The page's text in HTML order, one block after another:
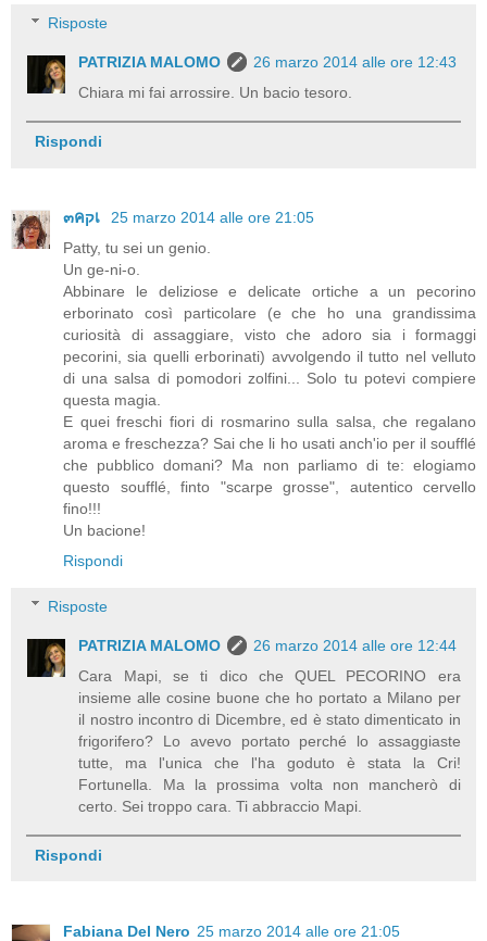
Risposte
PATRIZIA MALOMO
26 marzo 2014 alle ore 12:43
Chiara mi fai arrossire. Un bacio tesoro.
Rispondi
๓คקเ
25 marzo 2014 alle ore 21:05
Patty, tu sei un genio.
Un ge-ni-o.
Abbinare le deliziose e delicate ortiche a un pecorino
erborinato così particolare (e che ho una grandissima
curiosità di assaggiare, visto che adoro sia i formaggi
pecorini, sia quelli erborinati) avvolgendo il tutto nel velluto
di una salsa di pomodori zolfini... Solo tu potevi compiere
questa magia.
E quei freschi fiori di rosmarino sulla salsa, che regalano
aroma e freschezza? Sai che li ho usati anch'io per il soufflé
che pubblico domani? Ma non parliamo di te: elogiamo
questo soufflé, finto "scarpe grosse", autentico cervello
fino!!!
Un bacione!
Rispondi
Risposte
PATRIZIA MALOMO
26 marzo 2014 alle ore 12:44
Cara Mapi, se ti dico che QUEL PECORINO era
insieme alle cosine buone che ho portato a Milano per
il nostro incontro di Dicembre, ed è stato dimenticato in
frigorifero? Lo avevo portato perché lo assaggiaste
tutte, ma l'unica che l'ha goduto è stata la Cri!
Fortunella. Ma la prossima volta non mancherò di
certo. Sei troppo cara. Ti abbraccio Mapi.
Rispondi
Fabiana Del Nero 25 marzo 2014 alle ore 21:05